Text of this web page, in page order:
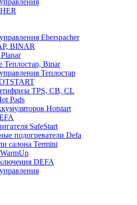
Eberspacher
BINAR
Теплостар, Binar
Теплостар
TPS, CB, CL
Pads
Hotstart
SafeStart
подогреватели Defa
салона Termini
DEFA